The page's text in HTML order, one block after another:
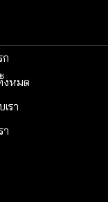
งหมด
รา
า